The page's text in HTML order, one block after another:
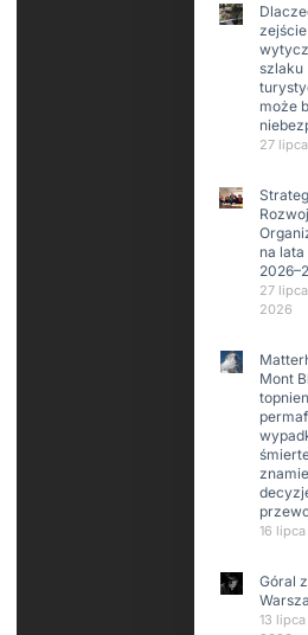
zejście z
szlaku
może
27 lipca
na lata
27 lipca
2026
Mont
16 lipca
Góral z
13 lipca